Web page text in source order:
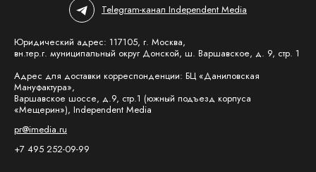
Telegram-канал Independent Media
Юридический адрес: 117105, г. Москва,
вн.тер.г. муниципальный округ Донской, ш. Варшавское, д. 9, стр. 1
Адрес для доставки корреспонденции: БЦ «Даниловская
Мануфактура»,
Варшавское шоссе, д.9, стр.1 (южный подъезд корпуса
«Мещерин»), Independent Media
pr@imedia.ru
+7 495 252-09-99